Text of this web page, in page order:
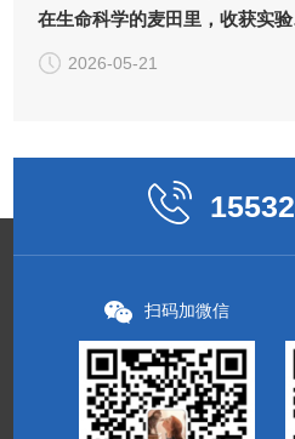
在生命科学的麦田里，收获实验
的"小小圆满"
2026-05-21
扫码加微信